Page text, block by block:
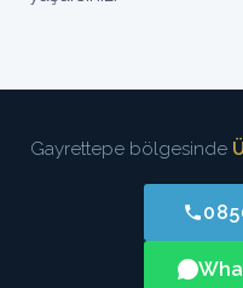
Gayrettepe bölgesinde